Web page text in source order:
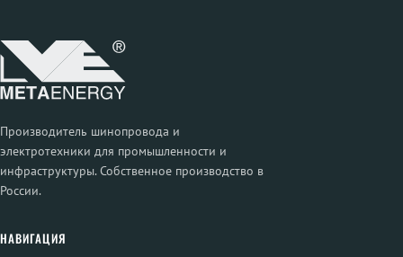
Производитель шинопровода и
электротехники для промышленности и
инфраструктуры. Собственное производство в
России.
НАВИГАЦИЯ